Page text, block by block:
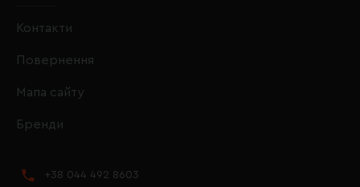
Контакти
Повернення
Мапа сайту
Бренди
+38 044 492 8603